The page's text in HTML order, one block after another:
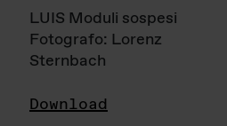
LUIS Moduli sospesi
Fotografo: Lorenz
Sternbach
Download